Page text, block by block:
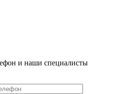
и наши специалисты